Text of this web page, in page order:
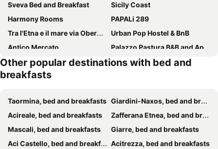
Sveva Bed and Breakfast
Sicily Coast
Harmony Rooms
PAPALi 289
Tra l'Etna e il mare via Oberdan
Urban Pop Hostel & BnB
Antico Mercato
Palazzo Pastura B&B and Apartments
PANORAMICO
Magione Del Re - Sicilian Rooms
Suite Inn Catania
Il Leone Blu
La Regina del Duomo Catania Centro
Luxury B&B Iolanda
Villa Morgante B&B
Aci B&B
Le tre meraviglie a 200 m dal mare
Palazzo degli Affreschi
Mavà
Other popular destinations with bed and
breakfasts
Taormina, bed and breakfasts Giardini-Naxos, bed and breakfasts
Acireale, bed and breakfasts
Zafferana Etnea, bed and breakfasts
Mascali, bed and breakfasts
Giarre, bed and breakfasts
Aci Castello, bed and breakfasts
Acitrezza, bed and breakfasts